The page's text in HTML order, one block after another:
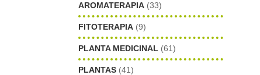
AROMATERAPIA (33)
FITOTERAPIA (9)
PLANTA MEDICINAL (61)
PLANTAS (41)